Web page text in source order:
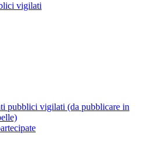
vigilati
pubblici vigilati (da pubblicare in